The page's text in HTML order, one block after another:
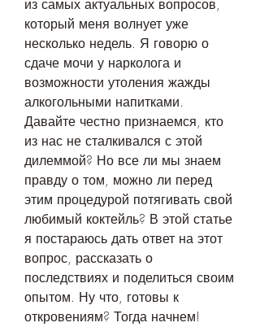
из самых актуальных вопросов,
который меня волнует уже
несколько недель. Я говорю о
сдаче мочи у нарколога и
возможности утоления жажды
алкогольными напитками.
Давайте честно признаемся, кто
из нас не сталкивался с этой
дилеммой? Но все ли мы знаем
правду о том, можно ли перед
этим процедурой потягивать свой
любимый коктейль? В этой статье
я постараюсь дать ответ на этот
вопрос, рассказать о
последствиях и поделиться своим
опытом. Ну что, готовы к
откровениям? Тогда начнем!